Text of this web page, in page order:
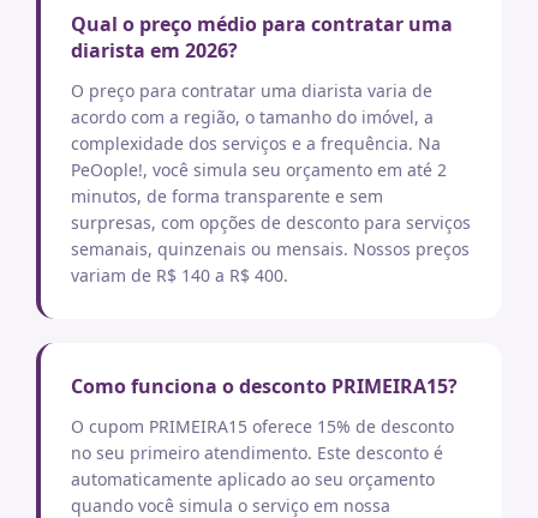
Qual o preço médio para contratar uma
diarista em 2026?
O preço para contratar uma diarista varia de
acordo com a região, o tamanho do imóvel, a
complexidade dos serviços e a frequência. Na
PeOople!, você simula seu orçamento em até 2
minutos, de forma transparente e sem
surpresas, com opções de desconto para serviços
semanais, quinzenais ou mensais. Nossos preços
variam de R$ 140 a R$ 400.
Como funciona o desconto PRIMEIRA15?
O cupom PRIMEIRA15 oferece 15% de desconto
no seu primeiro atendimento. Este desconto é
automaticamente aplicado ao seu orçamento
quando você simula o serviço em nossa